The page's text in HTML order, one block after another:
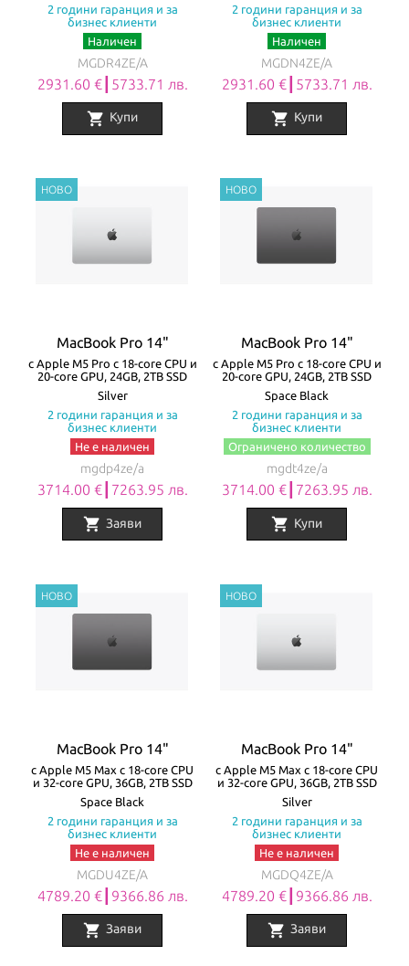
2 години гаранция и за
бизнес клиенти
Наличен
MGDR4ZE/A
2931.60 €┃5733.71 лв.
shopping_cart Купи
2 години гаранция и за
бизнес клиенти
Наличен
MGDN4ZE/A
2931.60 €┃5733.71 лв.
shopping_cart Купи
MacBook Pro 14"
с Apple M5 Pro с 18-core CPU и
20-core GPU, 24GB, 2TB SSD
Silver
2 години гаранция и за
бизнес клиенти
Не е наличен
mgdp4ze/a
3714.00 €┃7263.95 лв.
shopping_cart Заяви
MacBook Pro 14"
с Apple M5 Pro с 18-core CPU и
20-core GPU, 24GB, 2TB SSD
Space Black
2 години гаранция и за
бизнес клиенти
Ограничено количество
mgdt4ze/a
3714.00 €┃7263.95 лв.
shopping_cart Купи
MacBook Pro 14"
с Apple M5 Max с 18-core CPU
и 32-core GPU, 36GB, 2TB SSD
Space Black
2 години гаранция и за
бизнес клиенти
Не е наличен
MGDU4ZE/A
4789.20 €┃9366.86 лв.
shopping_cart Заяви
MacBook Pro 14"
с Apple M5 Max с 18-core CPU
и 32-core GPU, 36GB, 2TB SSD
Silver
2 години гаранция и за
бизнес клиенти
Не е наличен
MGDQ4ZE/A
4789.20 €┃9366.86 лв.
shopping_cart Заяви